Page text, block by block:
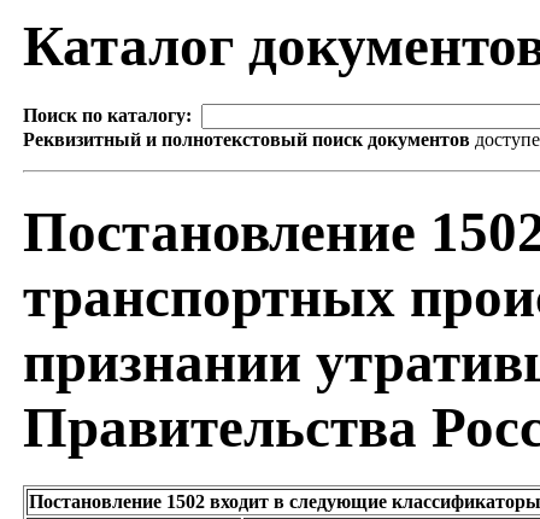
Каталог
Поиск по каталогу:
Реквизитный и полнотекстовый поиск документов
Постановление
транспортных
признании
Правительства
Постановление 1502 входит в следующие